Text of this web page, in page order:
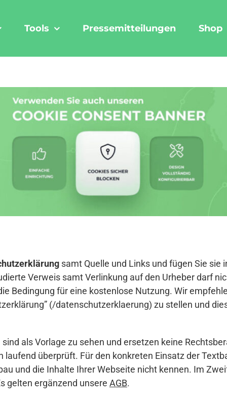
Tools Pressemitteilungen Shop
samt Quelle und Links und fügen Sie
Verweis samt Verlinkung auf den Urheber darf
Bedingung für eine kostenlose Nutzung. Wir
(/datenschutzerklaerung) zu stellen und
als Vorlage zu sehen und ersetzen keine
überprüft. Für den konkreten Einsatz der
und die Inhalte Ihrer Webseite nicht kennen. Im
gelten ergänzend unsere AGB.